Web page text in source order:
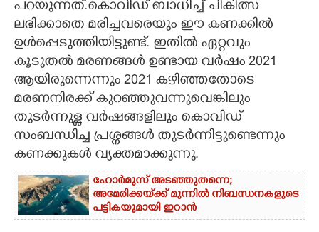
പറയുന്നത്.കൊവിഡ് ബാധിച്ച് ചികിത്സ
ലഭിക്കാതെ മരിച്ചവരെയും ഈ കണക്കിൽ
ഉൾപ്പെടുത്തിയിട്ടുണ്ട്. ഇതിൽ ഏറ്റവും
കൂടുതൽ മരണങ്ങൾ ഉണ്ടായ വർഷം 2021
ആയിരുന്നെന്നും 2021 കഴിഞ്ഞതോടെ
മരണനിരക്ക് കുറഞ്ഞുവന്നുവെങ്കിലും
തുടർന്നുള്ള വർഷങ്ങളിലും കൊവിഡ്
സംബന്ധിച്ച പ്രശ്നങ്ങൾ തുടർന്നിട്ടുണ്ടെന്നും
കണക്കുകൾ വ്യക്തമാക്കുന്നു.
ഹോർമുസ് അടഞ്ഞുതന്നെ;
അമേരിക്കയ്‌ക്ക് മുന്നിൽ നിബന്ധനകളുടെ
പട്ടികയുമായി ഇറാൻ